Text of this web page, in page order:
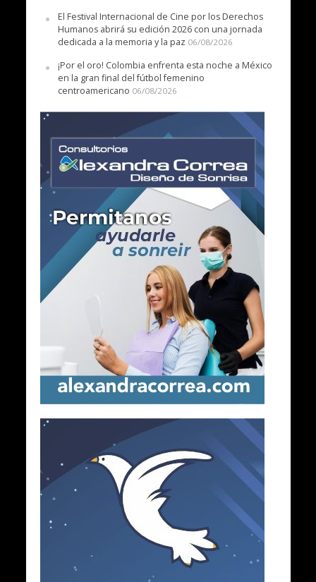
El Festival Internacional de Cine por los Derechos
Humanos abrirá su edición 2026 con una jornada
dedicada a la memoria y la paz 06/08/2026
¡Por el oro! Colombia enfrenta esta noche a México
en la gran final del fútbol femenino
centroamericano 06/08/2026